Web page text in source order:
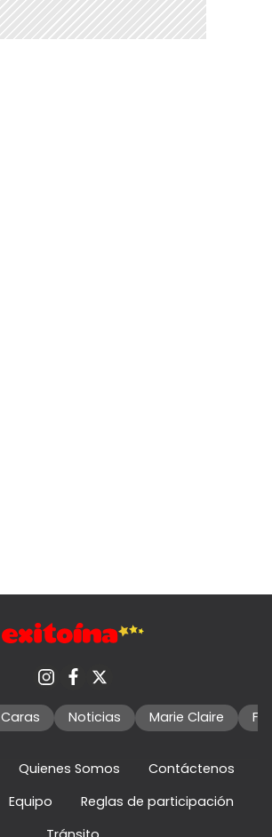
Caras Noticias Marie Claire
Quienes Somos
Contáctenos
Equipo
Reglas de participación